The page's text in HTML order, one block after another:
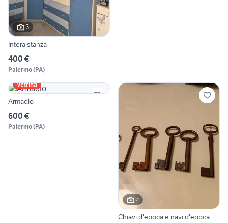
3
Intera stanza
400 €
Palermo(PA)
Vetrina
Armadio
600 €
Palermo(PA)
4
Chiavi d'epoca e navi d'epoca